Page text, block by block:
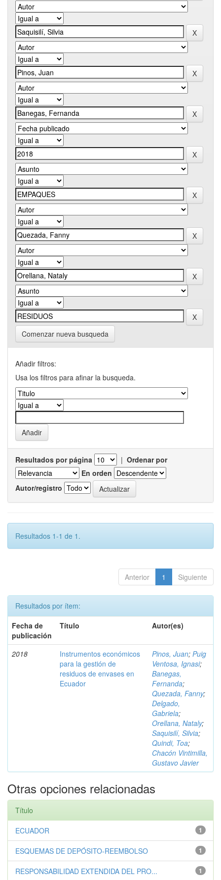
Comenzar nueva busqueda
Añadir filtros:
Usa los filtros para afinar la busqueda.
Resultados por página | Ordenar por
En orden
Autor/registro
Resultados 1-1 de 1.
Anterior 1 Siguiente
Resultados por ítem:
Fecha de
publicación
Título Autor(es)
2018
Instrumentos económicos
para la gestión de
residuos de envases en
Ecuador
Pinos, Juan; Puig
Ventosa, Ignasi;
Banegas,
Fernanda;
Quezada, Fanny;
Delgado,
Gabriela;
Orellana, Nataly;
Saquisilí, Silvia;
Quindi, Toa;
Chacón Vintimilla,
Gustavo Javier
Otras opciones relacionadas
Título
1
ECUADOR
1
ESQUEMAS DE DEPÓSITO-REEMBOLSO
1
RESPONSABILIDAD EXTENDIDA DEL PRO...